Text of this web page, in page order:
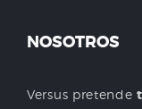
NOSOTROS
Versus pretende